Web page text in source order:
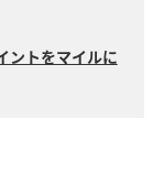
ントをマイルに